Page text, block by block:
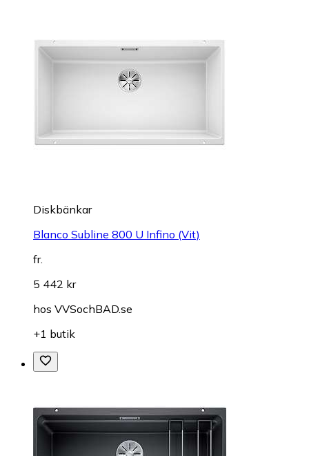
Diskbänkar
Blanco Subline 800 U Infino (Vit)
fr.
5 442 kr
hos VVSochBAD.se
+1 butik